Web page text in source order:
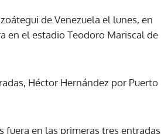
de Venezuela el lunes, en
en el estadio Teodoro Mariscal de
Héctor Hernández por Puerto
fuera en las primeras tres entradas.